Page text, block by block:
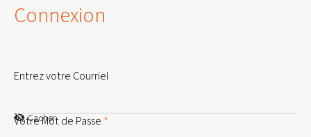
Connexion
Entrez votre Courriel
Votre Mot de Passe *
Cacher